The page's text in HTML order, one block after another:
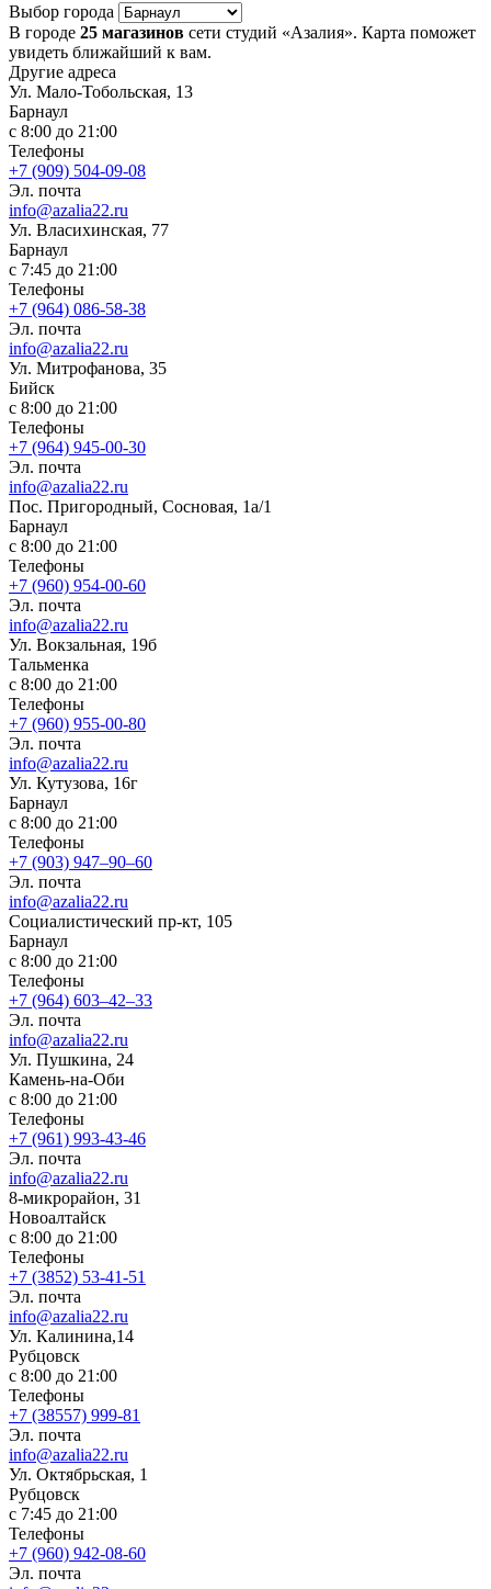
Выбор города
В городе 25 магазинов сети студий «Азалия». Карта поможет
увидеть ближайший к вам.
Другие адреса
Ул. Мало-Тобольская, 13
Барнаул
с 8:00 до 21:00
Телефоны
+7 (909) 504-09-08
Эл. почта
info@azalia22.ru
Ул. Власихинская, 77
Барнаул
с 7:45 до 21:00
Телефоны
+7 (964) 086-58-38
Эл. почта
info@azalia22.ru
Ул. Митрофанова, 35
Бийск
с 8:00 до 21:00
Телефоны
+7 (964) 945-00-30
Эл. почта
info@azalia22.ru
Пос. Пригородный, Сосновая, 1а/1
Барнаул
с 8:00 до 21:00
Телефоны
+7 (960) 954-00-60
Эл. почта
info@azalia22.ru
Ул. Вокзальная, 19б
Тальменка
с 8:00 до 21:00
Телефоны
+7 (960) 955-00-80
Эл. почта
info@azalia22.ru
Ул. Кутузова, 16г
Барнаул
с 8:00 до 21:00
Телефоны
+7 (903) 947‒90‒60
Эл. почта
info@azalia22.ru
Социалистический пр-кт, 105
Барнаул
с 8:00 до 21:00
Телефоны
+7 (964) 603‒42‒33
Эл. почта
info@azalia22.ru
Ул. Пушкина, 24
Камень-на-Оби
с 8:00 до 21:00
Телефоны
+7 (961) 993-43-46
Эл. почта
info@azalia22.ru
8-микрорайон, 31
Новоалтайск
с 8:00 до 21:00
Телефоны
+7 (3852) 53-41-51
Эл. почта
info@azalia22.ru
Ул. Калинина,14
Рубцовск
с 8:00 до 21:00
Телефоны
+7 (38557) 999-81
Эл. почта
info@azalia22.ru
Ул. Октябрьская, 1
Рубцовск
с 7:45 до 21:00
Телефоны
+7 (960) 942-08-60
Эл. почта